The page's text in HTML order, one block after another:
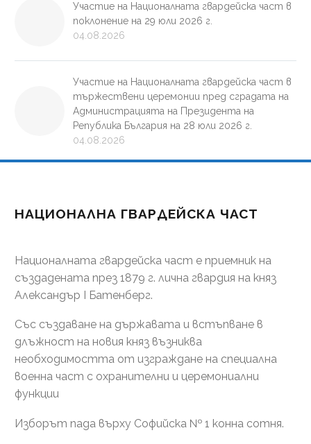
Участие на Националната гвардейска част в
поклонение на 29 юли 2026 г.
04.08.2026
Участие на Националната гвардейска част в
тържествени церемонии пред сградата на
Администрацията на Президента на
Република България на 28 юли 2026 г.
04.08.2026
НАЦИОНАЛНА ГВАРДЕЙСКА ЧАСТ
Националната гвардейска част е приемник на
създадената през 1879 г. лична гвардия на княз
Александър І Батенберг.
Със създаване на държавата и встъпване в
длъжност на новия княз възниква
необходимостта от изграждане на специална
военна част с охранителни и церемониални
функции
Изборът пада върху Софийска № 1 конна сотня.